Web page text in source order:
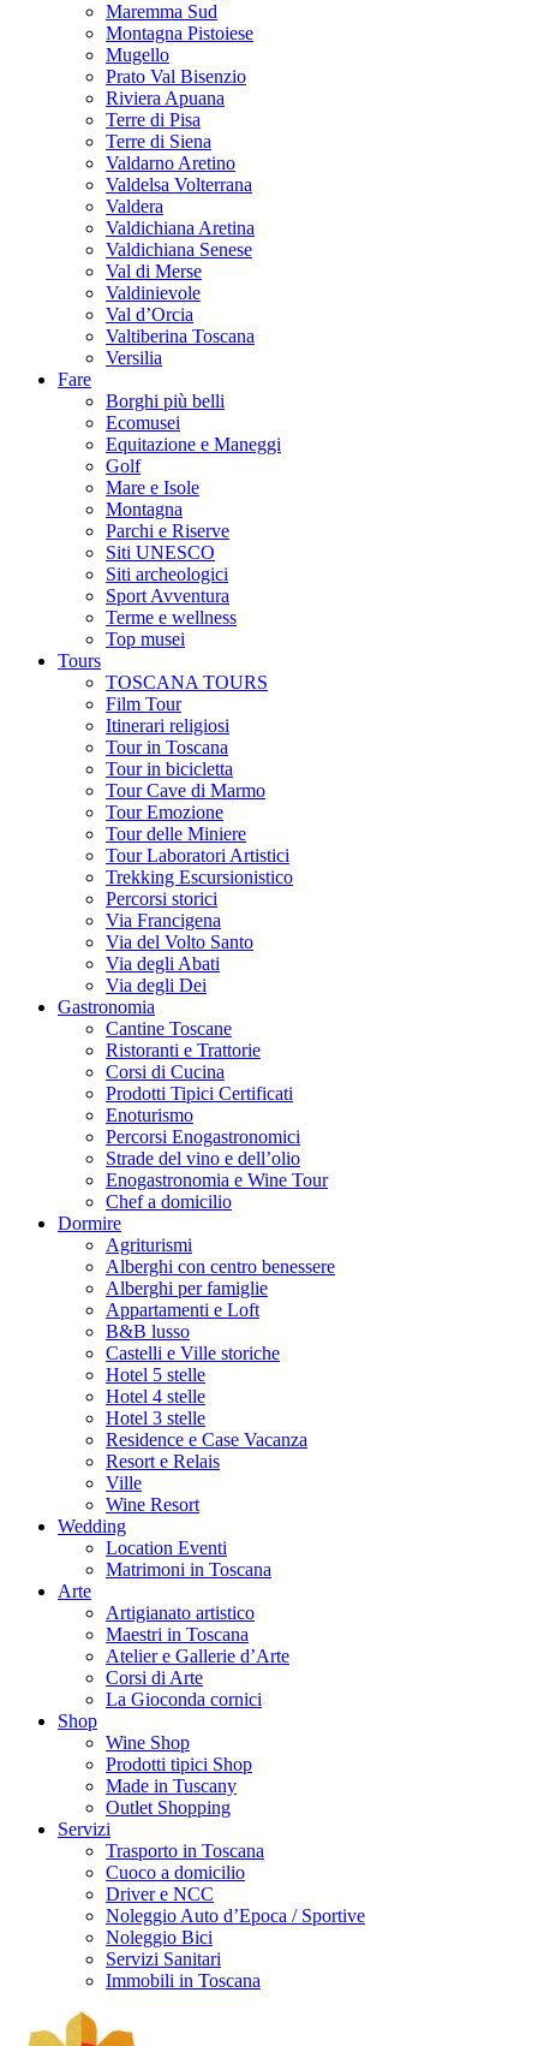
Maremma Sud
Montagna Pistoiese
Mugello
Prato Val Bisenzio
Riviera Apuana
Terre di Pisa
Terre di Siena
Valdarno Aretino
Valdelsa Volterrana
Valdera
Valdichiana Aretina
Valdichiana Senese
Val di Merse
Valdinievole
Val d’Orcia
Valtiberina Toscana
Versilia
Fare
Borghi più belli
Ecomusei
Equitazione e Maneggi
Golf
Mare e Isole
Montagna
Parchi e Riserve
Siti UNESCO
Siti archeologici
Sport Avventura
Terme e wellness
Top musei
Tours
TOSCANA TOURS
Film Tour
Itinerari religiosi
Tour in Toscana
Tour in bicicletta
Tour Cave di Marmo
Tour Emozione
Tour delle Miniere
Tour Laboratori Artistici
Trekking Escursionistico
Percorsi storici
Via Francigena
Via del Volto Santo
Via degli Abati
Via degli Dei
Gastronomia
Cantine Toscane
Ristoranti e Trattorie
Corsi di Cucina
Prodotti Tipici Certificati
Enoturismo
Percorsi Enogastronomici
Strade del vino e dell’olio
Enogastronomia e Wine Tour
Chef a domicilio
Dormire
Agriturismi
Alberghi con centro benessere
Alberghi per famiglie
Appartamenti e Loft
B&B lusso
Castelli e Ville storiche
Hotel 5 stelle
Hotel 4 stelle
Hotel 3 stelle
Residence e Case Vacanza
Resort e Relais
Ville
Wine Resort
Wedding
Location Eventi
Matrimoni in Toscana
Arte
Artigianato artistico
Maestri in Toscana
Atelier e Gallerie d’Arte
Corsi di Arte
La Gioconda cornici
Shop
Wine Shop
Prodotti tipici Shop
Made in Tuscany
Outlet Shopping
Servizi
Trasporto in Toscana
Cuoco a domicilio
Driver e NCC
Noleggio Auto d’Epoca / Sportive
Noleggio Bici
Servizi Sanitari
Immobili in Toscana